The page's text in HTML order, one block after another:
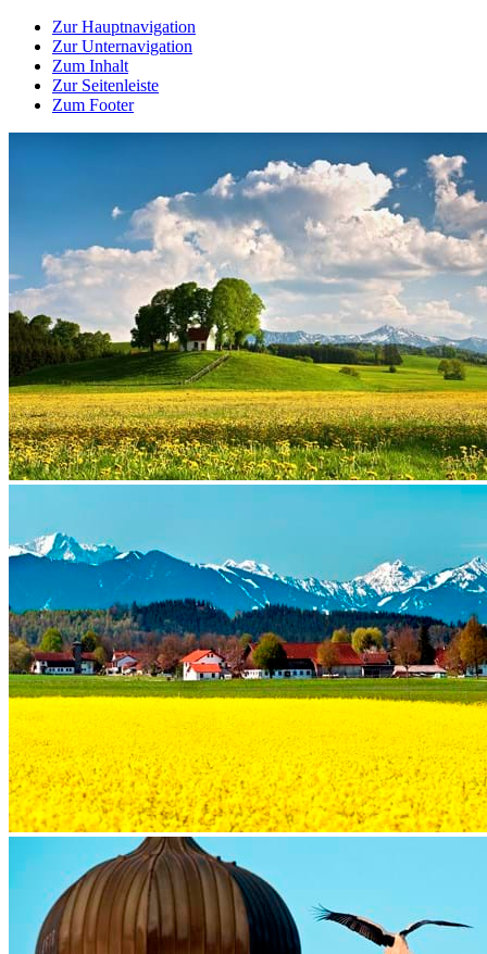
Zur Hauptnavigation
Zur Unternavigation
Zum Inhalt
Zur Seitenleiste
Zum Footer